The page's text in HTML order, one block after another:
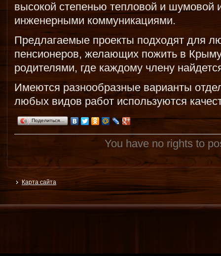
высокой степенью тепловой и шумовой
инженерными коммуникациями.
Предлагаемые проекты подходят для
пенсионеров, желающих пожить в
родителями, где каждому члену
Имеются разнообразные варианты
любых видов работ используются
Поделиться…
You have no rights to
Карта сайта